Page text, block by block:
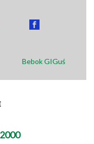
Bebok GIGuś